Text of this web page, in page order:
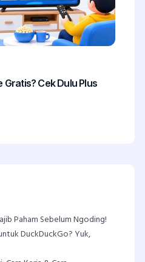
Gratis? Cek Dulu Plus
Paham Sebelum Ngoding!
DuckDuckGo? Yuk,